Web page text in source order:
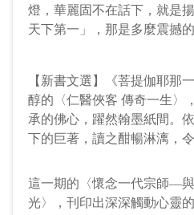
燈，華麗固不在話下，就是
天下第一」，那是多麼震撼
【新書文選】《菩提伽耶那
醇的〈仁醫俠客 傳奇一生〉
承的佛心，躍然翰墨紙間。
下的巨著，讀之酣暢淋漓，
這一期的〈懷念一代宗師—
光〉，刊印出深深觸動心靈
專題
柴松林 環境與發展
專題
張文良 中國人民大